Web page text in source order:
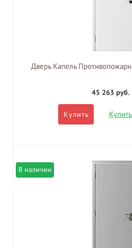
Дверь Капель
45 263 руб.
Купить
В наличии